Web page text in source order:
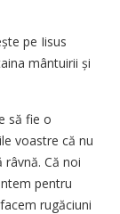
pe Iisus
mântuirii și
să fie o
voastre că nu
Că noi
pentru
rugăciuni